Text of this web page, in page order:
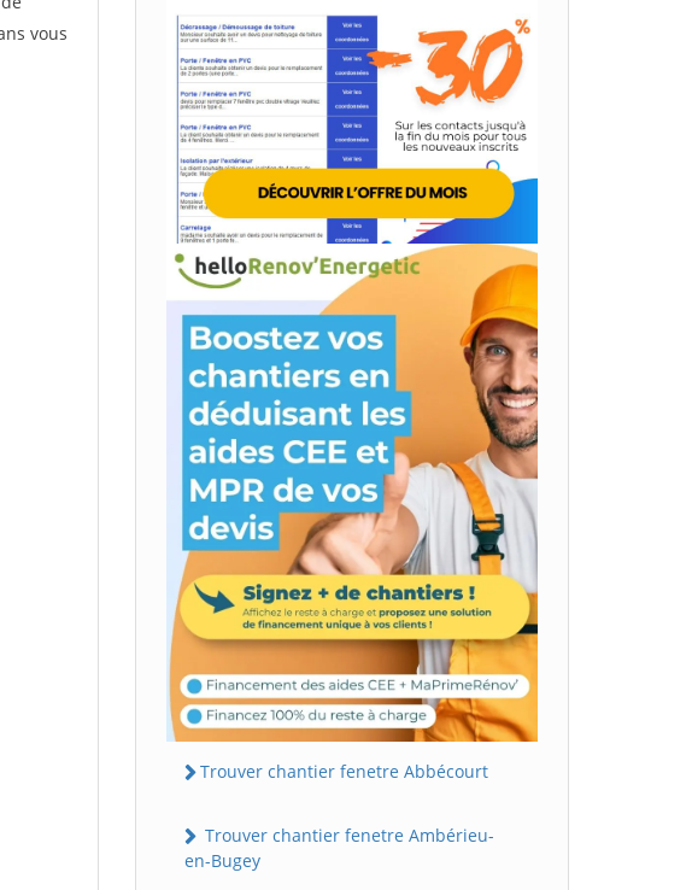
vous
Trouver chantier fenetre Abbécourt
Trouver chantier fenetre Ambérieu-
en-Bugey